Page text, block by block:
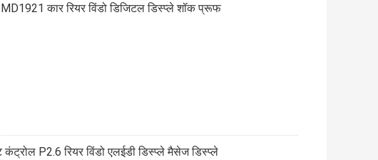
कार रियर विंडो डिजिटल डिस्प्ले शॉक प्रूफ
कंट्रोल P2.6 रियर विंडो एलईडी डिस्प्ले मैसेज डिस्प्ले